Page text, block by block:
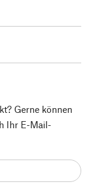
Gerne können
Ihr E-Mail-